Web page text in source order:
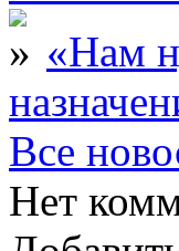
«Нам
Все
Нет